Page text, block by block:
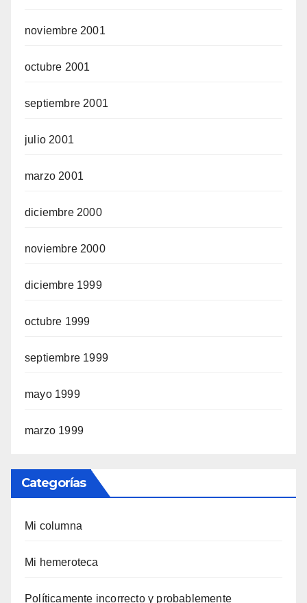
noviembre 2001
octubre 2001
septiembre 2001
julio 2001
marzo 2001
diciembre 2000
noviembre 2000
diciembre 1999
octubre 1999
septiembre 1999
mayo 1999
marzo 1999
Categorías
Mi columna
Mi hemeroteca
Polí­ticamente incorrecto y probablemente